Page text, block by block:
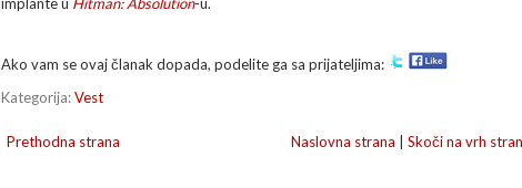
Ako vam se ovaj članak dopada, podelite ga sa prijateljima:
Kategorija:Vest
Prethodna strana Naslovna strana Skoči na vrh